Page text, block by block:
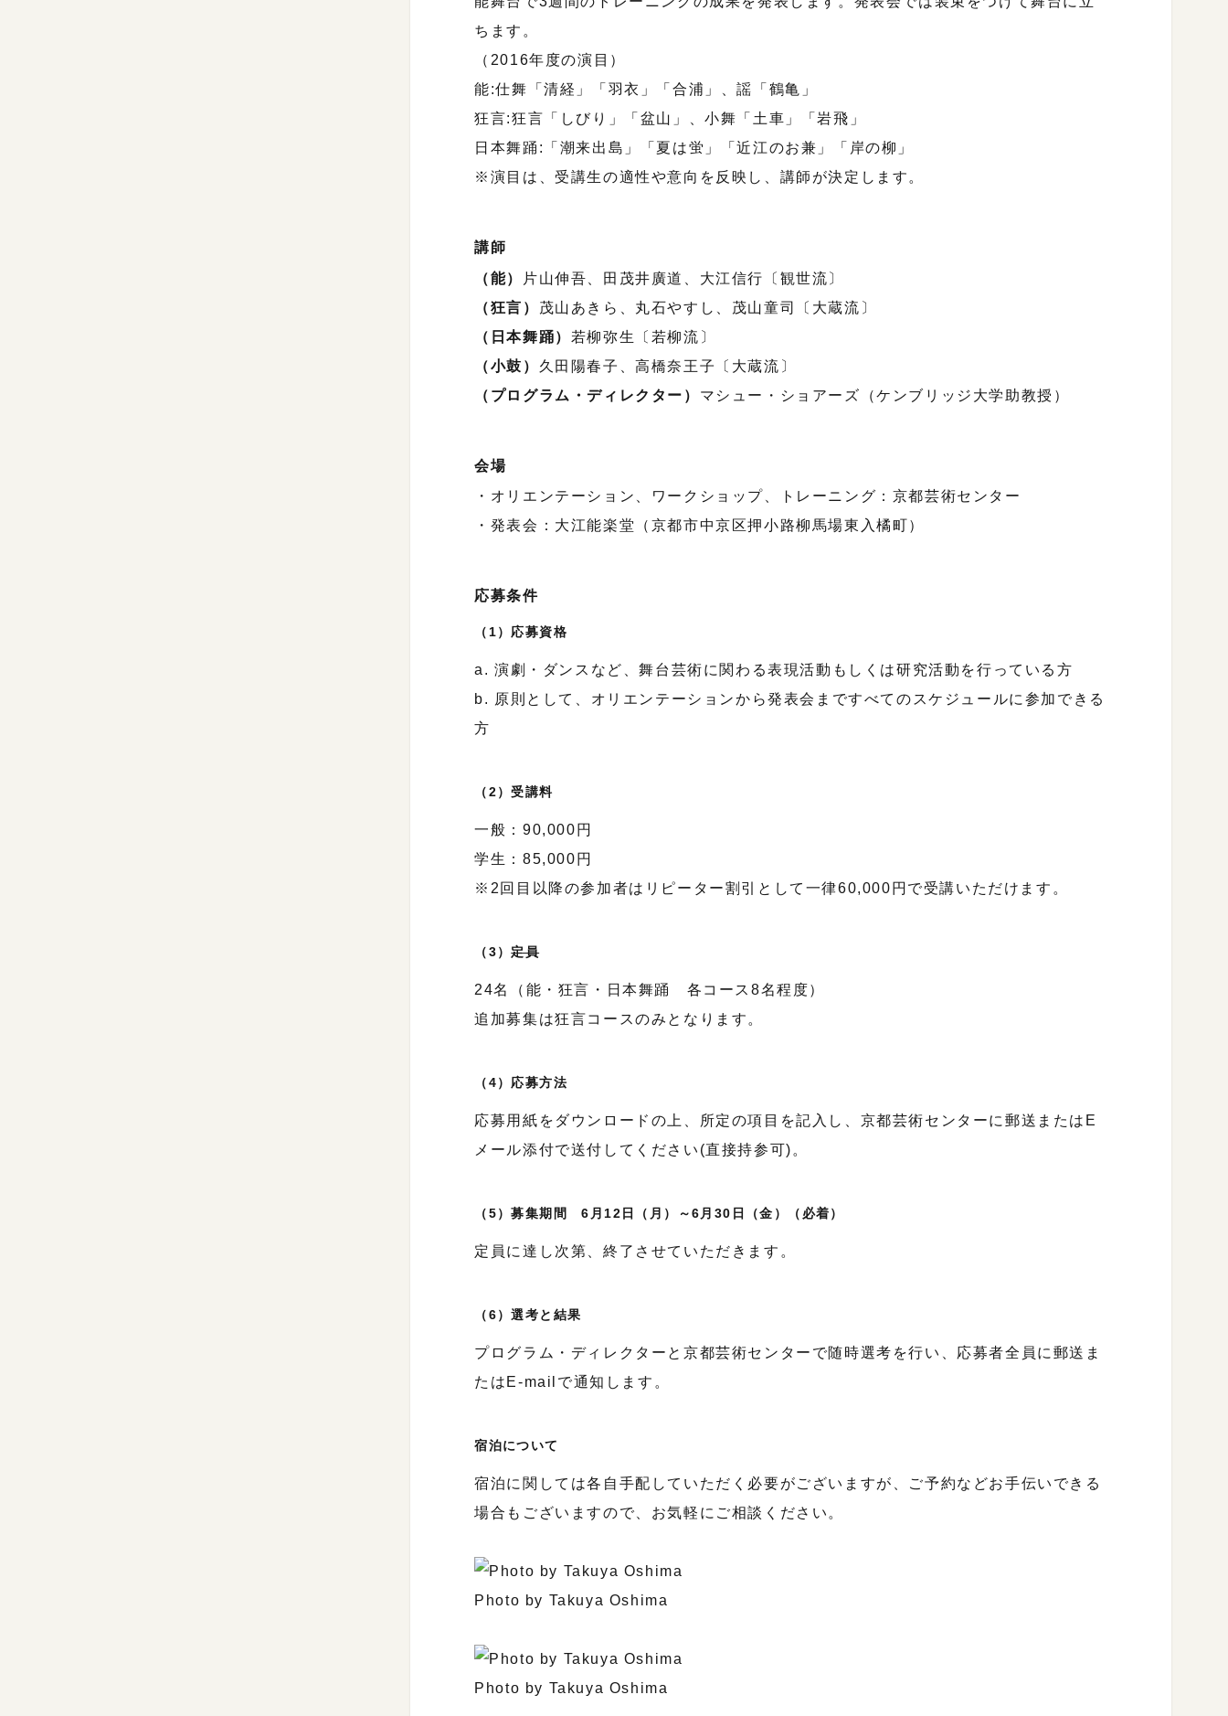
ちます。
（2016年度の演目）
能:仕舞「清経」「羽衣」「合浦」、謡「鶴亀」
狂言:狂言「しびり」「盆山」、小舞「土車」「岩飛」
日本舞踊:「潮来出島」「夏は蛍」「近江のお兼」「岸の柳」
※演目は、受講生の適性や意向を反映し、講師が決定します。
講師
（能）
片山伸吾、田茂井廣道、大江信行〔観世流〕
（狂言） 茂山あきら、丸石やすし、茂山童司〔大蔵流〕
（日本舞踊） 若柳弥生〔若柳流〕
（小鼓） 久田陽春子、高橋奈王子〔大蔵流〕
（プログラム・ディレクター） マシュー・ショアーズ（ケンブリッジ大学助教授）
会場
・オリエンテーション、ワークショップ、トレーニング：京都芸術センター
・発表会：大江能楽堂（京都市中京区押小路柳馬場東入橘町）
応募条件
（1）応募資格
a. 演劇・ダンスなど、舞台芸術に関わる表現活動もしくは研究活動を行っている方
b. 原則として、オリエンテーションから発表会まですべてのスケジュールに参加できる
方
（2）受講料
一般：90,000円
学生：85,000円
※2回目以降の参加者はリピーター割引として一律60,000円で受講いただけます。
（3）定員
24名（能・狂言・日本舞踊 各コース8名程度）
追加募集は狂言コースのみとなります。
（4）応募方法
応募用紙をダウンロードの上、所定の項目を記入し、京都芸術センターに郵送またはE
メール添付で送付してください(直接持参可)。
（5）募集期間 6月12日（月）～6月30日（金）（必着）
定員に達し次第、終了させていただきます。
（6）選考と結果
プログラム・ディレクターと京都芸術センターで随時選考を行い、応募者全員に郵送ま
たはE-mailで通知します。
宿泊について
宿泊に関しては各自手配していただく必要がございますが、ご予約などお手伝いできる
場合もございますので、お気軽にご相談ください。
Photo by Takuya Oshima
Photo by Takuya Oshima